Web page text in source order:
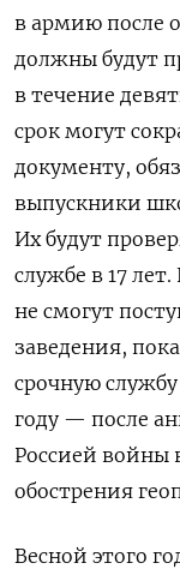
в армию после
должны будут
в течение
срок могут
документу,
выпускники
Их будут
службе в 17
не смогут
заведения,
срочную
году — после
Россией войны
обострения
Весной этого